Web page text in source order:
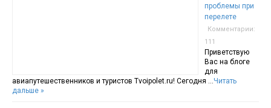
проблемы при
перелете
Комментарии:
111
Приветствую
Вас на блоге
для
авиапутешественников и туристов Tvoipolet.ru! Сегодня … Читать
дальше »